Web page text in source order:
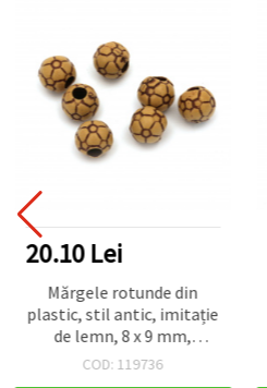
20.10 Lei
Mărgele rotunde din
plastic, stil antic, imitație
de lemn, 8 x 9 mm,
orificiu: 3,5 mm, maro - 50
COD: 119736